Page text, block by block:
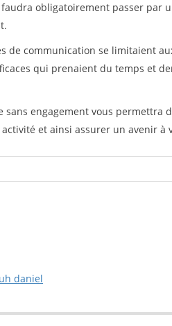
obligatoirement passer par
de communication se limitaient
qui prenaient du temps et
engagement vous permettra
et ainsi assurer un avenir à
daniel